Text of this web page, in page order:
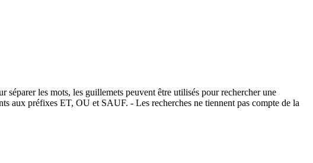
séparer les mots, les guillemets peuvent être utilisés pour rechercher une
aux préfixes ET, OU et SAUF. - Les recherches ne tiennent pas compte de la